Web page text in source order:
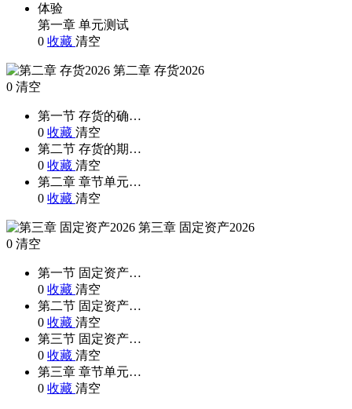
体验
第一章 单元测试
0 收藏 清空
第二章 存货2026
0 清空
第一节 存货的确…
0 收藏 清空
第二节 存货的期…
0 收藏 清空
第二章 章节单元…
0 收藏 清空
第三章 固定资产2026
0 清空
第一节 固定资产…
0 收藏 清空
第二节 固定资产…
0 收藏 清空
第三节 固定资产…
0 收藏 清空
第三章 章节单元…
0 收藏 清空